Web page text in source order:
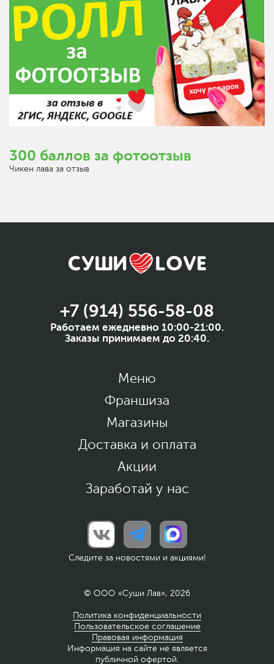
300 баллов за фотоотзыв
Чикен лава за отзыв
+7 (914) 556-58-08
Работаем ежедневно 10:00-21:00.
Заказы принимаем до 20:40.
Меню
Франшиза
Магазины
Доставка и оплата
Акции
Заработай у нас
Следите за новостями и акциями!
© ООО «Суши Лав», 2026
Политика конфиденциальности
Пользовательское соглашение
Правовая информация
Информация на сайте не является
публичной офертой.